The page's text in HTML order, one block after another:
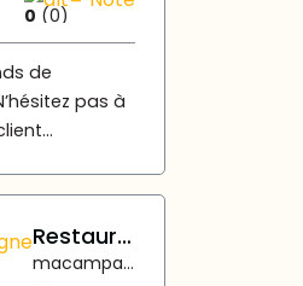
0 (0)
de
pas à
Restaurant Ma Campagne
macampagne-africanfood.fr